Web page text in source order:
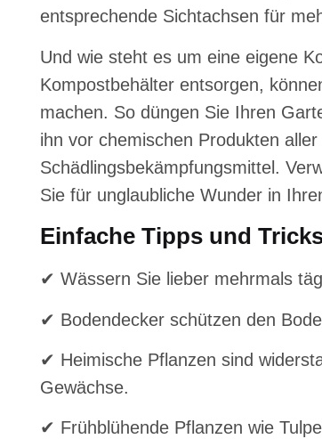
entsprechende Sichtachsen für
Und wie steht es um eine eigene
Kompostbehälter entsorgen,
machen. So düngen Sie Ihren
ihn vor chemischen Produkten
Schädlingsbekämpfungsmittel.
Sie für unglaubliche Wunder in
Einfache Tipps und
✔ Wässern Sie lieber mehrmals
✔ Bodendecker schützen den
✔ Heimische Pflanzen sind
Gewächse.
✔ Frühblühende Pflanzen wie